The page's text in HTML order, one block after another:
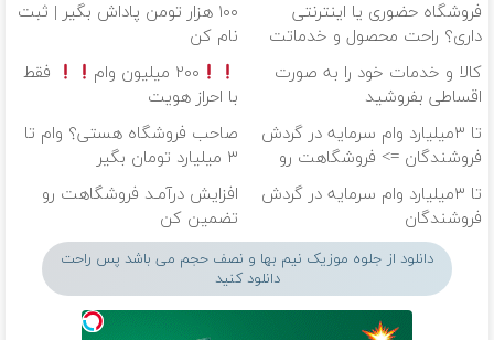
فروشگاه حضوری یا اینترنتی
داری؟ راحت محصول و خدماتت
رو بفروش
۱۰۰ هزار تومن پاداش بگیر | ثبت
نام کن
کالا و خدمات خود را به صورت
اقساطی بفروشید
۲۰۰ میلیون وام
فقط
با احراز هویت
تا ۳میلیارد وام سرمایه در گردش
فروشندگان => فروشگاهت رو
ثبت کن
صاحب فروشگاه هستی؟ وام تا
۳ میلیارد تومان بگیر
تا ۳میلیارد وام سرمایه در گردش
فروشندگان
افزایش درآمـد فروشگاهت رو
تضمین کن
دانلود از جلوه موزیک نیم بها و نصف حجم می باشد پس راحت
دانلود کنید